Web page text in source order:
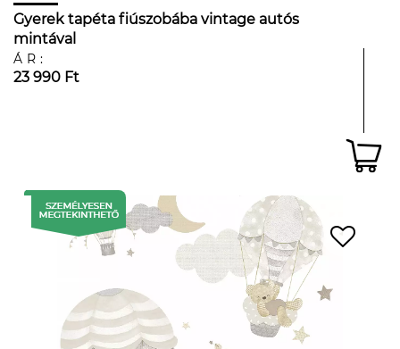
Gyerek tapéta fiúszobába vintage autós
mintával
ÁR:
23 990 Ft